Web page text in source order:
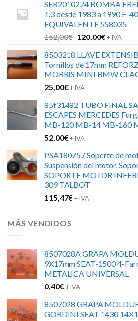
SER2010224 BOMBA
1.3 desde 1983 a 1990 F-
EQUIVALENTE 558035
152,00€ El
original
era:
152,00€.
120,00€El
actual
es:
120,00€.
+ IVA
8503218 LLAVE
Tornillos de 17mm
MORRIS MINI BMW
25,00€+ IVA
85f31482 TUBO FINAL
ESCAPES MERCEDES
MB-120 MB-14 MB-160
52,00€+ IVA
PSA180757 Soporte de
Suspensión del motor,
SOPORTE MOTOR
309 TALBOT
115,47€+ IVA
MÁS VENDIDOS
8507028A GRAPA
9X17mm SEAT-1500 4-
METALICA UNIVERSAL
0,40€+ IVA
8507028 GRAPA
GORDINI SEAT 1430